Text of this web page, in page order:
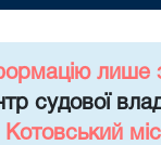
лише
судової